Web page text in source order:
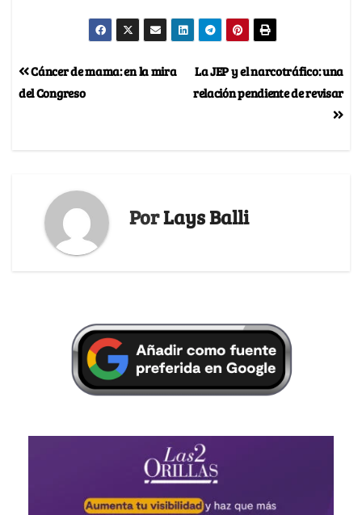
La JEP y el narcotráfico: una
relación pendiente de revisar
Cáncer de mama: en la mira
del Congreso
PorLays Balli